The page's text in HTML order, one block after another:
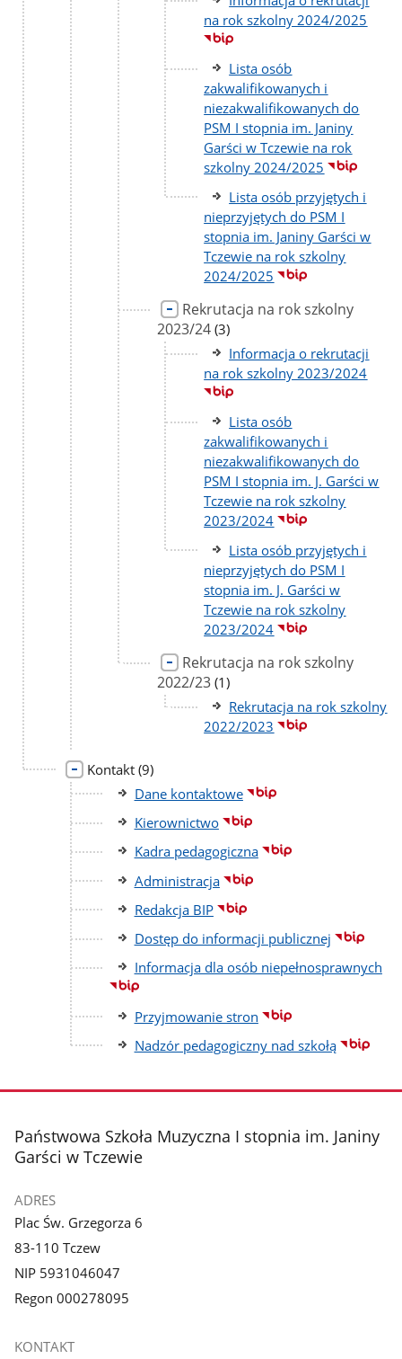
na rok szkolny 2024/2025
Lista osób
zakwalifikowanych i
niezakwalifikowanych do
PSM I stopnia im. Janiny
Garści w Tczewie na rok
szkolny 2024/2025
Lista osób przyjętych i
nieprzyjętych do PSM I
stopnia im. Janiny Garści w
Tczewie na rok szkolny
2024/2025
Rekrutacja na rok szkolny
2023/24 liczba
podstron
(3)
Informacja o rekrutacji
na rok szkolny 2023/2024
Lista osób
zakwalifikowanych i
niezakwalifikowanych do
PSM I stopnia im. J. Garści w
Tczewie na rok szkolny
2023/2024
Lista osób przyjętych i
nieprzyjętych do PSM I
stopnia im. J. Garści w
Tczewie na rok szkolny
2023/2024
Rekrutacja na rok szkolny
2022/23 liczba
podstron
(1)
Rekrutacja na rok szkolny
2022/2023
Kontakt liczba
podstron
(9)
Dane kontaktowe
Kierownictwo
Kadra pedagogiczna
Administracja
Redakcja BIP
Dostęp do informacji publicznej
Informacja dla osób niepełnosprawnych
Przyjmowanie stron
Nadzór pedagogiczny nad szkołą
stopka
Państwowa Szkoła Muzyczna I stopnia im. Janiny
Garści w Tczewie
ADRES
Plac Św. Grzegorza 6
83-110 Tczew
NIP 5931046047
Regon 000278095
KONTAKT